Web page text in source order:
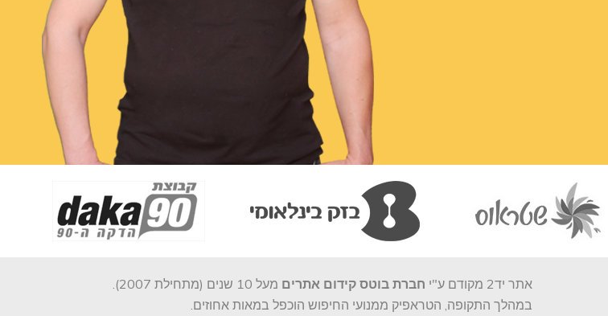
אתר יד2 מקודם ע"י חברת בוטס קידום אתרים מעל 10 שנים (מתחילת 2007).
במהלך התקופה, הטראפיק ממנועי החיפוש הוכפל במאות אחוזים.